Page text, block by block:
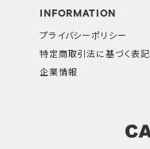
INFORMATION
プライバシーポリシー
特定商取引法に基づく表記
企業情報